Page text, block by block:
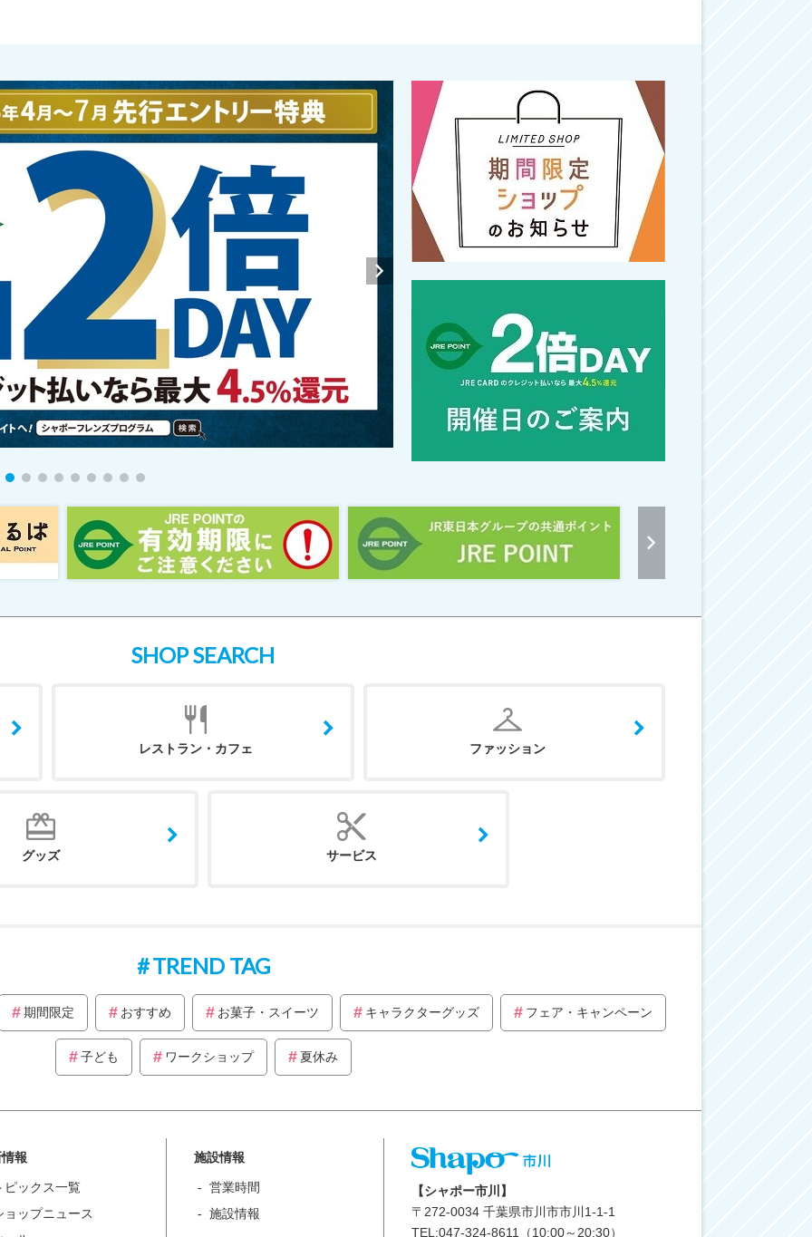
SHOP SEARCH
レストラン・カフェ ファッション
グッズ サービス
TREND TAG
期間限定 おすすめ お菓子・スイーツ キャラクターグッズ フェア・キャンペーン
子ども ワークショップ 夏休み
報
ピックス一覧
ョップニュース
施設情報
営業時間
施設情報
【シャポー市川】
〒 272-0034 千葉県市川市市川1-1-1
TEL:047-324-8611（10:00～20:30）